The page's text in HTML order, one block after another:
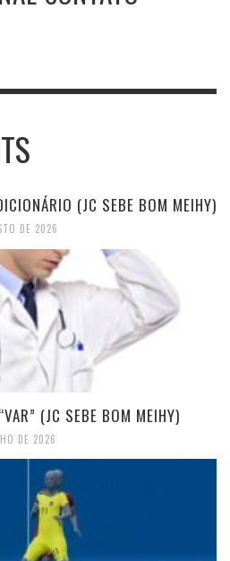
(JC SEBE BOM MEIHY)
DE 2026
(JC SEBE BOM MEIHY)
DE 2026